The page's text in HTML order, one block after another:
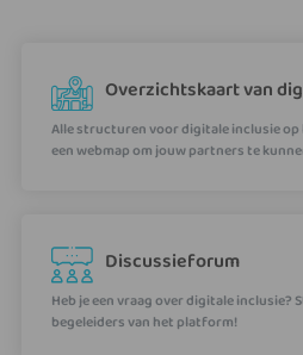
Overzichtskaart van
Alle structuren voor digitale inclusie
een webmap om jouw partners te
Discussieforum
Heb je een vraag over digitale inclusie?
begeleiders van het platform!